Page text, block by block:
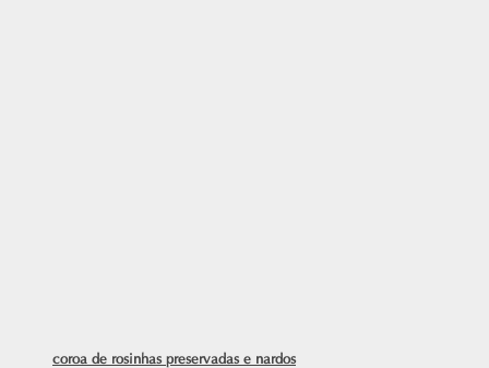
coroa de rosinhas preservadas e nardos